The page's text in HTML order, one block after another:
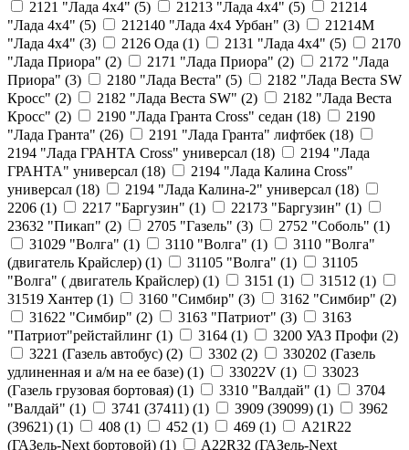
2121 "Лада 4х4" (5) 21213 "Лада 4х4" (5)
21214
"Лада 4х4" (5) 212140 "Лада 4х4 Урбан" (3)
21214М
"Лада 4х4" (3) 2126 Ода (1) 2131 "Лада 4х4" (5)
2170
"Лада Приора" (2) 2171 "Лада Приора" (2)
2172 "Лада
Приора" (3) 2180 "Лада Веста" (5)
2182 "Лада Веста SW
Кросс" (2) 2182 "Лада Веста SW" (2)
2182 "Лада Веста
Кросс" (2) 2190 "Лада Гранта Cross" седан (18)
2190
"Лада Гранта" (26) 2191 "Лада Гранта" лифтбек (18)
2194 "Лада ГРАНТА Cross" универсал (18)
2194 "Лада
ГРАНТА" универсал (18)
2194 "Лада Калина Cross"
универсал (18) 2194 "Лада Калина-2" универсал (18)
2206 (1) 2217 "Баргузин" (1) 22173 "Баргузин" (1)
23632 "Пикап" (2) 2705 "Газель" (3) 2752 "Соболь" (1)
31029 "Волга" (1) 3110 "Волга" (1)
3110 "Волга"
(двигатель Крайслер) (1) 31105 "Волга" (1)
31105
"Волга" ( двигатель Крайслер) (1) 3151 (1) 31512 (1)
31519 Хантер (1) 3160 "Симбир" (3) 3162 "Симбир" (2)
31622 "Симбир" (2) 3163 "Патриот" (3)
3163
"Патриот"рейстайлинг (1) 3164 (1) 3200 УАЗ Профи (2)
3221 (Газель автобус) (2) 3302 (2)
330202 (Газель
удлиненная и а/м на ее базе) (1) 33022V (1)
33023
(Газель грузовая бортовая) (1) 3310 "Валдай" (1)
3704
"Валдай" (1) 3741 (37411) (1) 3909 (39099) (1)
3962
(39621) (1) 408 (1) 452 (1) 469 (1)
A21R22
(ГАЗель-Next бортовой) (1)
A22R32 (ГАЗель-Next